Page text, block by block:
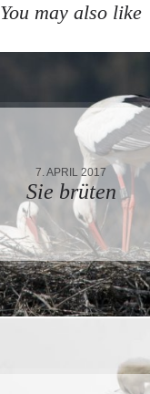
You may also like
7. APRIL 2017
Sie brüten